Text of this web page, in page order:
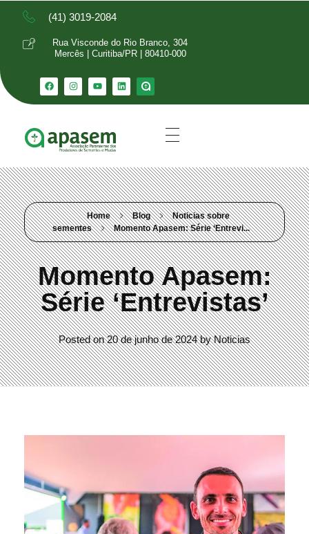
(41) 3019-2084
Rua Visconde do Rio Branco, 304
Mercês | Curitiba/PR | 80410-000
Home Blog
Noticias sobre
sementes
Momento Apasem: Série ‘Entrevi...
Momento Apasem:
Série ‘Entrevistas’
Posted on 20 de junho de 2024 by Noticias